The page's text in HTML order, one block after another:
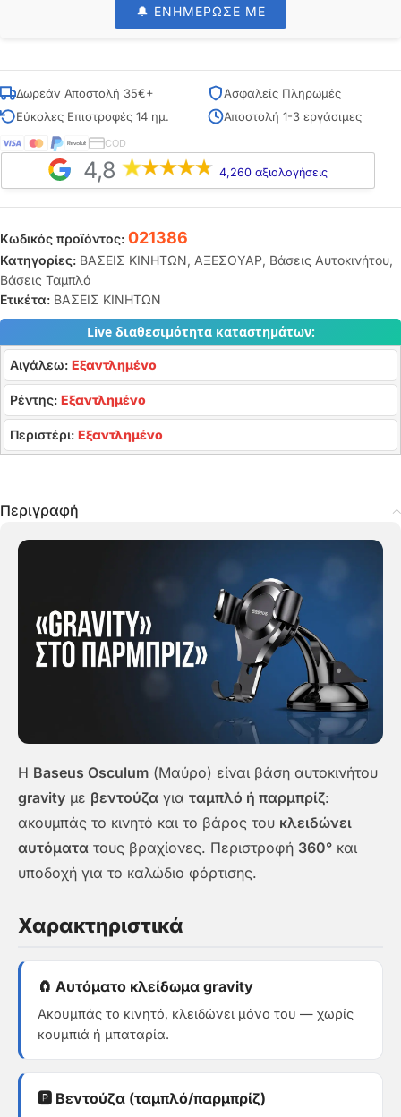
🔔 ΕΝΗΜΕΡΩΣΕ ΜΕ
Δωρεάν Αποστολή 35€+
Ασφαλείς Πληρωμές
Εύκολες Επιστροφές 14 ημ.
Αποστολή 1-3 εργάσιμες
COD
4,8 4,260 αξιολογήσεις
Κωδικός προϊόντος: 021386
Κατηγορίες: ΒΑΣΕΙΣ ΚΙΝΗΤΩΝ, ΑΞΕΣΟΥΑΡ, Βάσεις Αυτοκινήτου,
Βάσεις Ταμπλό
Ετικέτα: ΒΑΣΕΙΣ ΚΙΝΗΤΩΝ
Live διαθεσιμότητα καταστημάτων:
Αιγάλεω: Εξαντλημένο
Ρέντης: Εξαντλημένο
Περιστέρι: Εξαντλημένο
Περιγραφή
Η Baseus Osculum (Μαύρο) είναι βάση αυτοκινήτου
gravity με βεντούζα για ταμπλό ή παρμπρίζ:
ακουμπάς το κινητό και το βάρος του κλειδώνει
αυτόματα τους βραχίονες. Περιστροφή 360° και
υποδοχή για το καλώδιο φόρτισης.
Χαρακτηριστικά
🧲 Αυτόματο κλείδωμα gravity
Ακουμπάς το κινητό, κλειδώνει μόνο του — χωρίς
κουμπιά ή μπαταρία.
🅿️ Βεντούζα (ταμπλό/παρμπρίζ)